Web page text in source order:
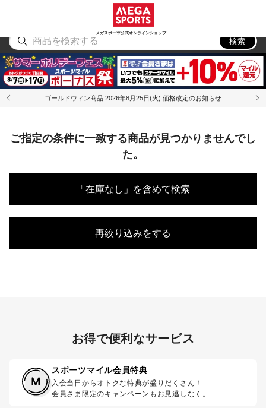
メガスポーツ公式オンラインショップ
アウトドア
検索
ゴールドウィン商品 2026年8月25日(火) 価格改定のお知らせ
ご指定の条件に一致する商品が見つかりませんでし
た。
「在庫なし」を含めて検索
再絞り込みをする
お得で便利なサービス
スポーツマイル会員特典
入会当日からオトクな特典が盛りだくさん！
会員さま限定のキャンペーンもお見逃しなく。